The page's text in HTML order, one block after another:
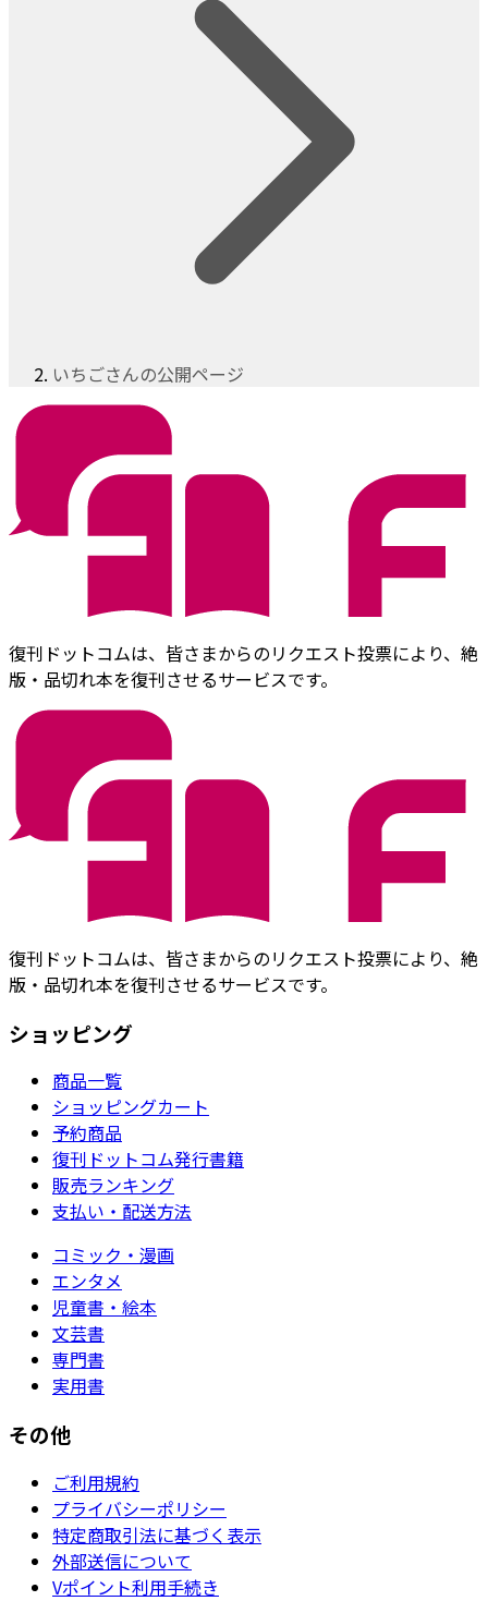
いちごさんの公開ページ
復刊ドットコムは、皆さまからのリクエスト投票により、絶
版・品切れ本を復刊させるサービスです。
復刊ドットコムは、皆さまからのリクエスト投票により、絶
版・品切れ本を復刊させるサービスです。
ショッピング
商品一覧
ショッピングカート
予約商品
復刊ドットコム発行書籍
販売ランキング
支払い・配送方法
コミック・漫画
エンタメ
児童書・絵本
文芸書
専門書
実用書
その他
ご利用規約
プライバシーポリシー
特定商取引法に基づく表示
外部送信について
Vポイント利用手続き